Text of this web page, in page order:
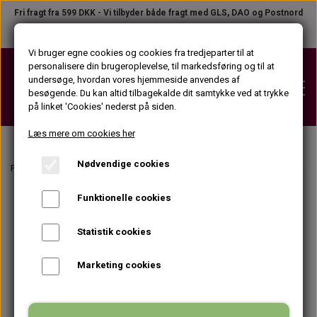
Fri fragt fra 599 DKK - Vi tilbyder både fragt med GLS, DAO og Postnord
VOKS
VOKSPATRONER (KROP)
VOKSPATRONER (ANSIGT)
VOKSDÅSER
STRIPS
STRIPS PÅ TILBUD
STRIPSRULLER
FØR VOKS PRODUKTER
EFTER VOKS PRODUKTER
VOKSPISTOLER
Forside Vippe- og øjenbrynsfarve Berrywell farver og fremkalder
Vi bruger egne cookies og cookies fra tredjeparter til at
personalisere din brugeroplevelse, til markedsføring og til at
undersøge, hvordan vores hjemmeside anvendes af
besøgende. Du kan altid tilbagekalde dit samtykke ved at trykke
på linket 'Cookies' nederst på siden.
Læs mere om cookies her
Nødvendige cookies
Funktionelle cookies
Statistik cookies
Marketing cookies